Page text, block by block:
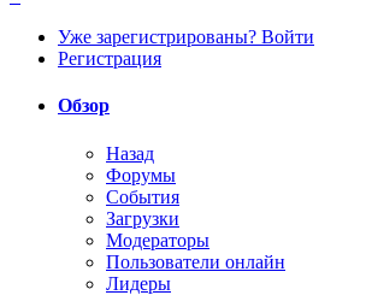
Уже зарегистрированы? Войти
Регистрация
Обзор
Назад
Форумы
События
Загрузки
Модераторы
Пользователи онлайн
Лидеры